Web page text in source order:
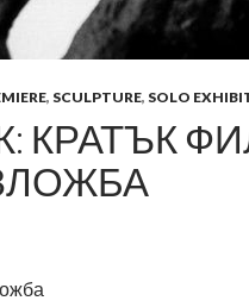
, SCULPTURE, SOLO
КРАТЪК